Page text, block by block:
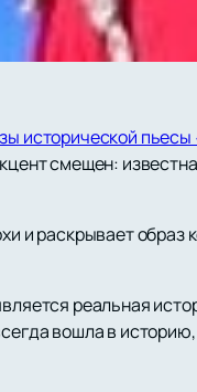
исторической
смещен:
и раскрывает
реальная
вошла в